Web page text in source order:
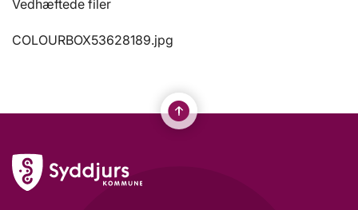
Vedhæftede filer
COLOURBOX53628189.jpg